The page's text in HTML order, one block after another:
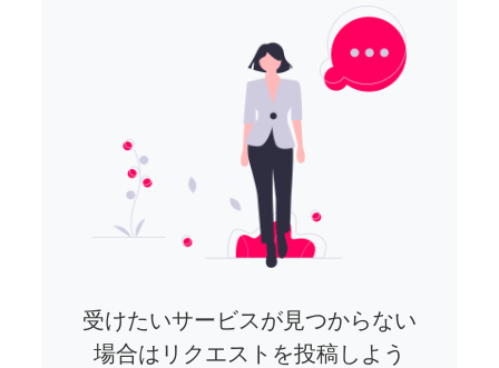
受けたいサービスが見つからない
場合はリクエストを投稿しよう